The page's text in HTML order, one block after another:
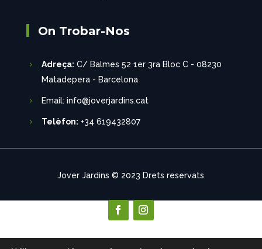
On Trobar-Nos
Adreça: C/ Balmes 52 1er 3ra Bloc C - 08230
Matadepera - Barcelona
Email: info@joverjardins.cat
Telèfon: +34 619432807
Jover Jardins © 2023 Drets reservats